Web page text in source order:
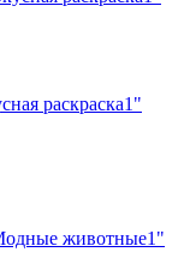
раскраска1"